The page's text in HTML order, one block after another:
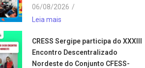
06/08/2026 /
Leia mais
CRESS Sergipe participa do XXXIII
Encontro Descentralizado
Nordeste do Conjunto CFESS-